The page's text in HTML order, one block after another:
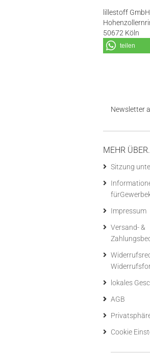
lillestoff GmbH
50672 Köln
teilen
Newsletter
MEHR
Sitzung
Impressum
Versand- &
lokales
AGB
Cookie